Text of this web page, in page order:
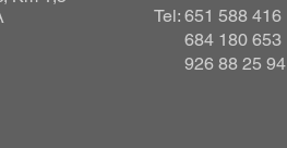
Tel: 651 588 416
684 180 653
926 88 25 94